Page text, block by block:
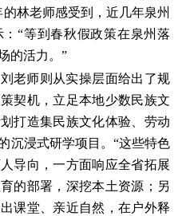
林老师感受到，近几年泉州
“等到春秋假政策在泉州落
的活力。”
老师则从实操层面给出了规
契机，立足本地少数民族文
打造集民族文化体验、劳动
沉浸式研学项目。“这些特色
导向，一方面响应全省拓展
的部署，深挖本土资源；另
课堂、亲近自然，在户外释